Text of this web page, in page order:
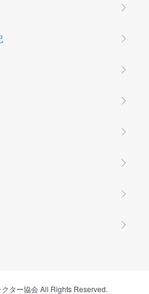
ター協会 All Rights Reserved.